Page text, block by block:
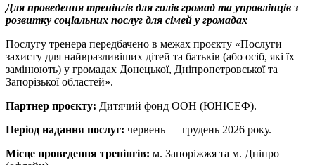
Для проведення тренінгів для голів громад та управлінців з
розвитку соціальних послуг для сімей у громадах
Послугу тренера передбачено в межах проєкту «Послуги
захисту для найвразливіших дітей та батьків (або осіб, які їх
замінюють) у громадах Донецької, Дніпропетровської та
Запорізької областей».
Партнер проєкту: Дитячий фонд ООН (ЮНІСЕФ).
Період надання послуг: червень — грудень 2026 року.
Місце проведення тренінгів: м. Запоріжжя та м. Дніпро